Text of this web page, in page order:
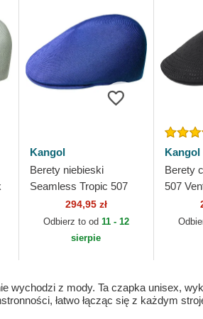
Kangol
Berety niebieski
Seamless Tropic 507
Starry Blue Kangol
294,95 zł
Odbierz to od 11 - 12
sierpie
Kangol
Berety
507
z mody. Ta czapka unisex,
łatwo łącząc się z każdym